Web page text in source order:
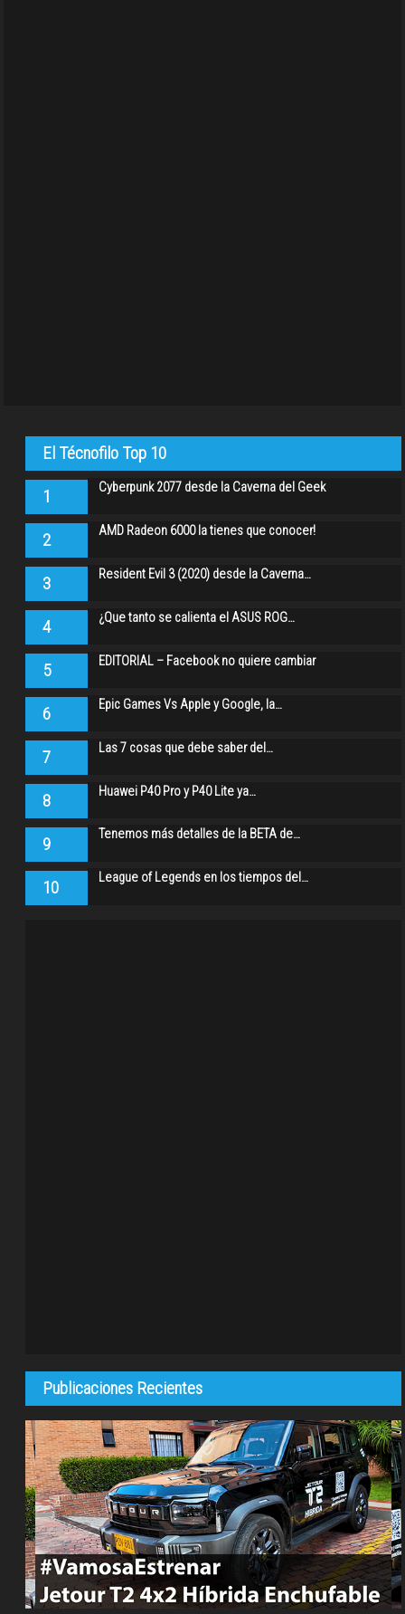
El Técnofilo Top 10
1 Cyberpunk 2077 desde la Caverna del Geek
2 AMD Radeon 6000 la tienes que conocer!
3 Resident Evil 3 (2020) desde la Caverna…
4 ¿Que tanto se calienta el ASUS ROG…
5 EDITORIAL – Facebook no quiere cambiar
6 Epic Games Vs Apple y Google, la…
7 Las 7 cosas que debe saber del…
8 Huawei P40 Pro y P40 Lite ya…
9 Tenemos más detalles de la BETA de…
10 League of Legends en los tiempos del…
Publicaciones Recientes